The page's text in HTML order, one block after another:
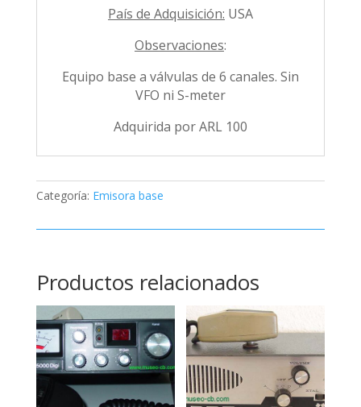
País de Adquisición: USA
Observaciones:
Equipo base a válvulas de 6 canales. Sin
VFO ni S-meter
Adquirida por ARL 100
Categoría: Emisora base
Productos relacionados